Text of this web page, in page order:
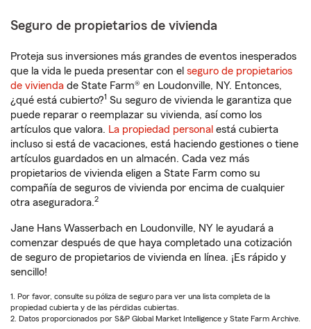
Seguro de propietarios de vivienda
Proteja sus inversiones más grandes de eventos inesperados
que la vida le pueda presentar con el seguro de propietarios
de vivienda de State Farm® en Loudonville, NY. Entonces,
¿qué está cubierto?1 Su seguro de vivienda le garantiza que
puede reparar o reemplazar su vivienda, así como los
artículos que valora. La propiedad personal está cubierta
incluso si está de vacaciones, está haciendo gestiones o tiene
artículos guardados en un almacén. Cada vez más
propietarios de vivienda eligen a State Farm como su
compañía de seguros de vivienda por encima de cualquier
otra aseguradora.2
Jane Hans Wasserbach en Loudonville, NY le ayudará a
comenzar después de que haya completado una cotización
de seguro de propietarios de vivienda en línea. ¡Es rápido y
sencillo!
1. Por favor, consulte su póliza de seguro para ver una lista completa de la
propiedad cubierta y de las pérdidas cubiertas.
2. Datos proporcionados por S&P Global Market Intelligence y State Farm Archive.